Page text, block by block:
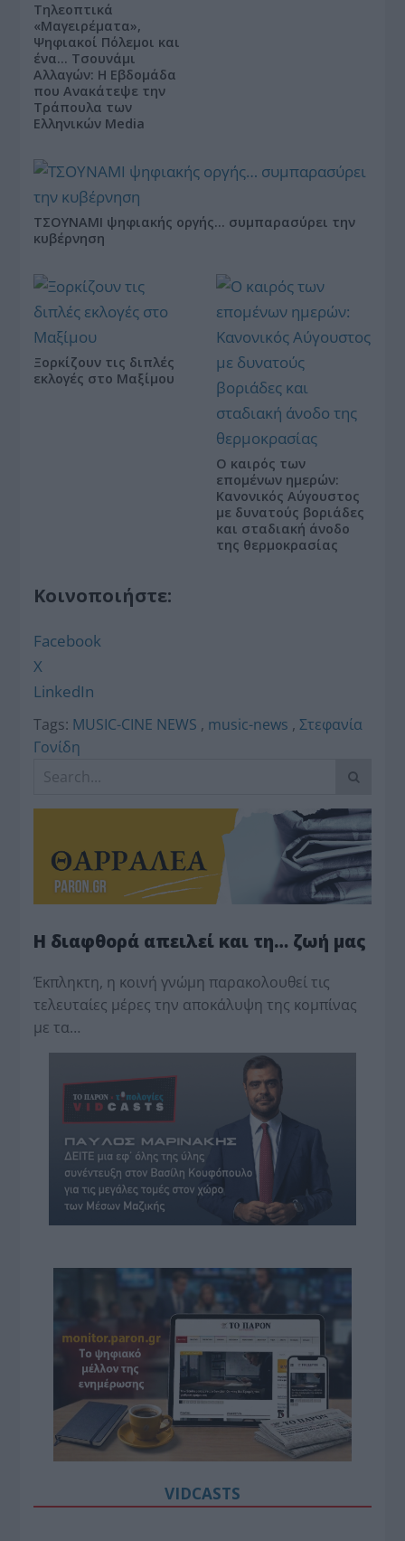
Τηλεοπτικά
«Μαγειρέματα»,
Ψηφιακοί Πόλεμοι και
ένα… Τσουνάμι
Αλλαγών: Η Εβδομάδα
που Ανακάτεψε την
Τράπουλα των
Ελληνικών Media
ΤΣΟΥΝΑΜΙ ψηφιακής οργής… συμπαρασύρει την
κυβέρνηση
Ξορκίζουν τις διπλές
εκλογές στο Μαξίμου
Ο καιρός των
επομένων ημερών:
Κανονικός Αύγουστος
με δυνατούς βοριάδες
και σταδιακή άνοδο
της θερμοκρασίας
Κοινοποιήστε:
Facebook
X
LinkedIn
Tags: MUSIC-CINE NEWS , music-news ,Στεφανία
Γονίδη
Η διαφθορά απειλεί και τη… ζωή μας
Έκπληκτη, η κοινή γνώμη παρακολουθεί τις
τελευταίες μέρες την αποκάλυψη της κο­μπίνας
με τα…
VIDCASTS